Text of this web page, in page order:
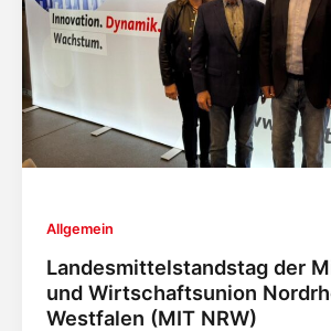
Allgemein
Landesmittelstandstag der
und Wirtschaftsunion
Westfalen (MIT NRW)